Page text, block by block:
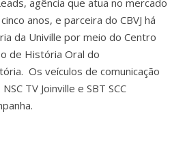
agência que atua no mercado
anos, e parceira do CBVJ há
da Univille por meio do Centro
de História Oral do
Os veículos de comunicação
TV Joinville e SBT SCC